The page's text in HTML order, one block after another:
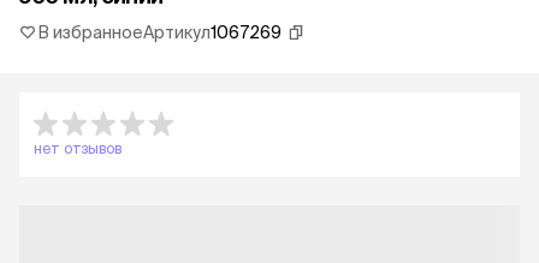
В избранноеАртикул1067269
нет отзывов